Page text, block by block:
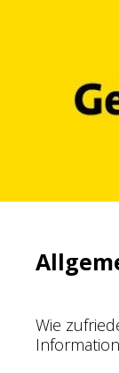
Wie